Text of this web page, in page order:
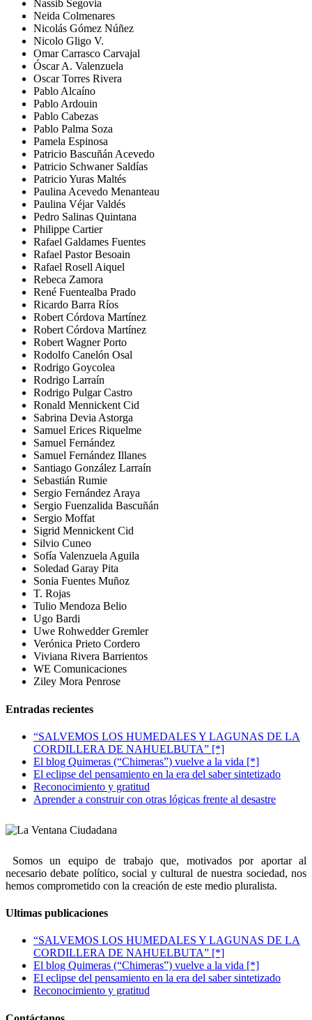
Nassib Segovia
Neida Colmenares
Nicolás Gómez Núñez
Nicolo Gligo V.
Omar Carrasco Carvajal
Óscar A. Valenzuela
Oscar Torres Rivera
Pablo Alcaíno
Pablo Ardouin
Pablo Cabezas
Pablo Palma Soza
Pamela Espinosa
Patricio Bascuñán Acevedo
Patricio Schwaner Saldías
Patricio Yuras Maltés
Paulina Acevedo Menanteau
Paulina Véjar Valdés
Pedro Salinas Quintana
Philippe Cartier
Rafael Galdames Fuentes
Rafael Pastor Besoain
Rafael Rosell Aiquel
Rebeca Zamora
René Fuentealba Prado
Ricardo Barra Ríos
Robert Córdova Martínez
Robert Córdova Martínez
Robert Wagner Porto
Rodolfo Canelón Osal
Rodrigo Goycolea
Rodrigo Larraín
Rodrigo Pulgar Castro
Ronald Mennickent Cid
Sabrina Devia Astorga
Samuel Erices Riquelme
Samuel Fernández
Samuel Fernández Illanes
Santiago González Larraín
Sebastián Rumie
Sergio Fernández Araya
Sergio Fuenzalida Bascuñán
Sergio Moffat
Sigrid Mennickent Cid
Silvio Cuneo
Sofía Valenzuela Aguila
Soledad Garay Pita
Sonia Fuentes Muñoz
T. Rojas
Tulio Mendoza Belio
Ugo Bardi
Uwe Rohwedder Gremler
Verónica Prieto Cordero
Viviana Rivera Barrientos
WE Comunicaciones
Ziley Mora Penrose
Entradas recientes
“SALVEMOS LOS HUMEDALES Y LAGUNAS DE LA
CORDILLERA DE NAHUELBUTA” [*]
El blog Quimeras (“Chimeras”) vuelve a la vida [*]
El eclipse del pensamiento en la era del saber sintetizado
Reconocimiento y gratitud
Aprender a construir con otras lógicas frente al desastre
Somos un equipo de trabajo que, motivados por aportar al
necesario debate político, social y cultural de nuestra sociedad, nos
hemos comprometido con la creación de este medio pluralista.
Ultimas publicaciones
“SALVEMOS LOS HUMEDALES Y LAGUNAS DE LA
CORDILLERA DE NAHUELBUTA” [*]
El blog Quimeras (“Chimeras”) vuelve a la vida [*]
El eclipse del pensamiento en la era del saber sintetizado
Reconocimiento y gratitud